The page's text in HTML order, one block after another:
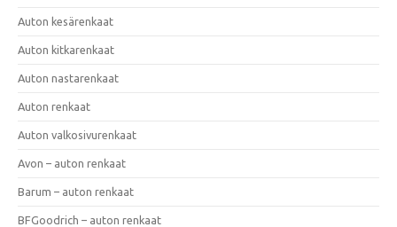
Auton kesärenkaat
Auton kitkarenkaat
Auton nastarenkaat
Auton renkaat
Auton valkosivurenkaat
Avon – auton renkaat
Barum – auton renkaat
BFGoodrich – auton renkaat